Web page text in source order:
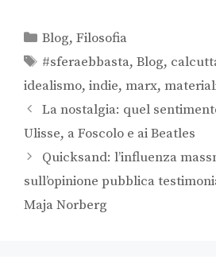
Blog,Filosofia
#sferaebbasta,Blog,
idealismo, indie, marx,
La nostalgia: quel
Ulisse, a Foscolo e ai Beatles
Quicksand: l’influenza
sull’opinione pubblica
Maja Norberg